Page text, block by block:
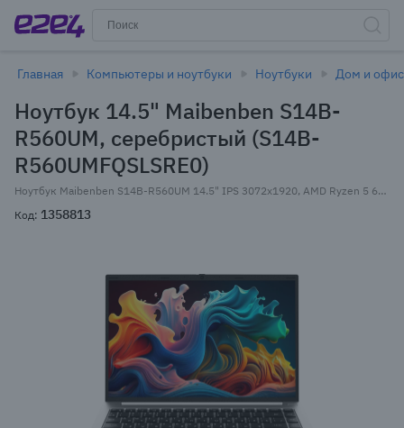
Главная Компьютеры и ноутбуки Ноутбуки Дом и офис
Ноутбук 14.5" Maibenben S14B-
R560UM, серебристый (S14B-
R560UMFQSLSRE0)
Ноутбук Maibenben S14B-R560UM 14.5" IPS 3072x1920, AMD Ryzen 5 6600H 3.3 ГГц, 16Gb RAM, 512Gb SSD, Linux, серебристый (S14B-R560UMFQSLSRE0)
Код: 1358813